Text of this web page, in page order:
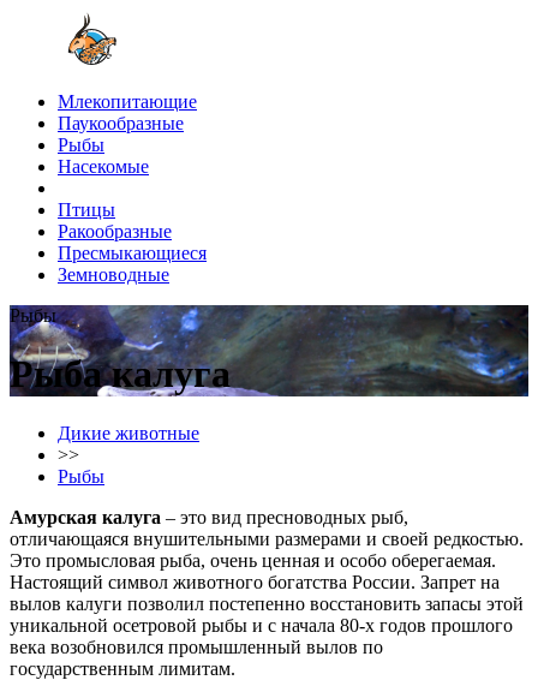
Млекопитающие
Паукообразные
Рыбы
Насекомые
Птицы
Ракообразные
Пресмыкающиеся
Земноводные
Рыбы
Рыба калуга
Дикие животные
>>
Рыбы
Амурская калуга – это вид пресноводных рыб,
отличающаяся внушительными размерами и своей редкостью.
Это промысловая рыба, очень ценная и особо оберегаемая.
Настоящий символ животного богатства России. Запрет на
вылов калуги позволил постепенно восстановить запасы этой
уникальной осетровой рыбы и с начала 80-х годов прошлого
века возобновился промышленный вылов по
государственным лимитам.